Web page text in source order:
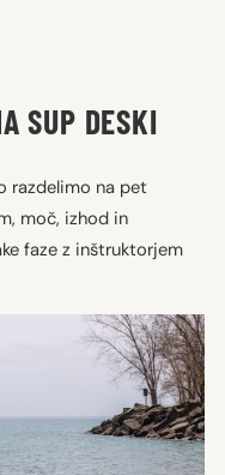
SUP DESKI
razdelimo na pet
moč, izhod in
faze z inštruktorjem